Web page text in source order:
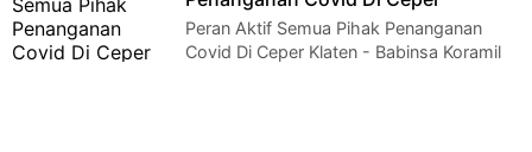
Wonogiri – Anggota Koramil 14/Jatisrono beserta Polsek
Jatisrono mendampingi kegiatan tenaga kesehatan dari
Puskesmas Ja…
Peran Aktif Semua Pihak Penanganan
Covid Di Ceper Klaten - Babinsa Koramil